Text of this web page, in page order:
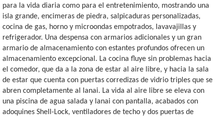
para la vida diaria como para el entretenimiento, mostrando una
isla grande, encimeras de piedra, salpicaduras personalizadas,
cocina de gas, horno y microondas empotrados, lavavajillas y
refrigerador. Una despensa con armarios adicionales y un gran
armario de almacenamiento con estantes profundos ofrecen un
almacenamiento excepcional. La cocina fluye sin problemas hacia
el comedor, que da a la zona de estar al aire libre, y hacia la sala
de estar que cuenta con puertas corredizas de vidrio triples que se
abren completamente al lanai. La vida al aire libre se eleva con
una piscina de agua salada y lanai con pantalla, acabados con
adoquines Shell-Lock, ventiladores de techo y dos puertas de